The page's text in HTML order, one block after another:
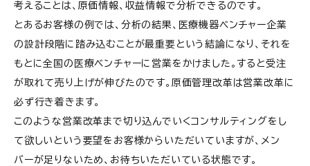
考えることは、原価情報、収益情報で分析できるのです。
とあるお客様の例では、分析の結果、医療機器ベンチャー企業
の設計段階に踏み込むことが最重要という結論になり、それを
もとに全国の医療ベンチャーに営業をかけました。すると受注
が取れて売り上げが伸びたのです。原価管理改革は営業改革に
必ず行き着きます。
このような営業改革まで切り込んでいくコンサルティングをし
て欲しいという要望をお客様からいただいていますが、メン
バーが足りないため、お待ちいただいている状態です。